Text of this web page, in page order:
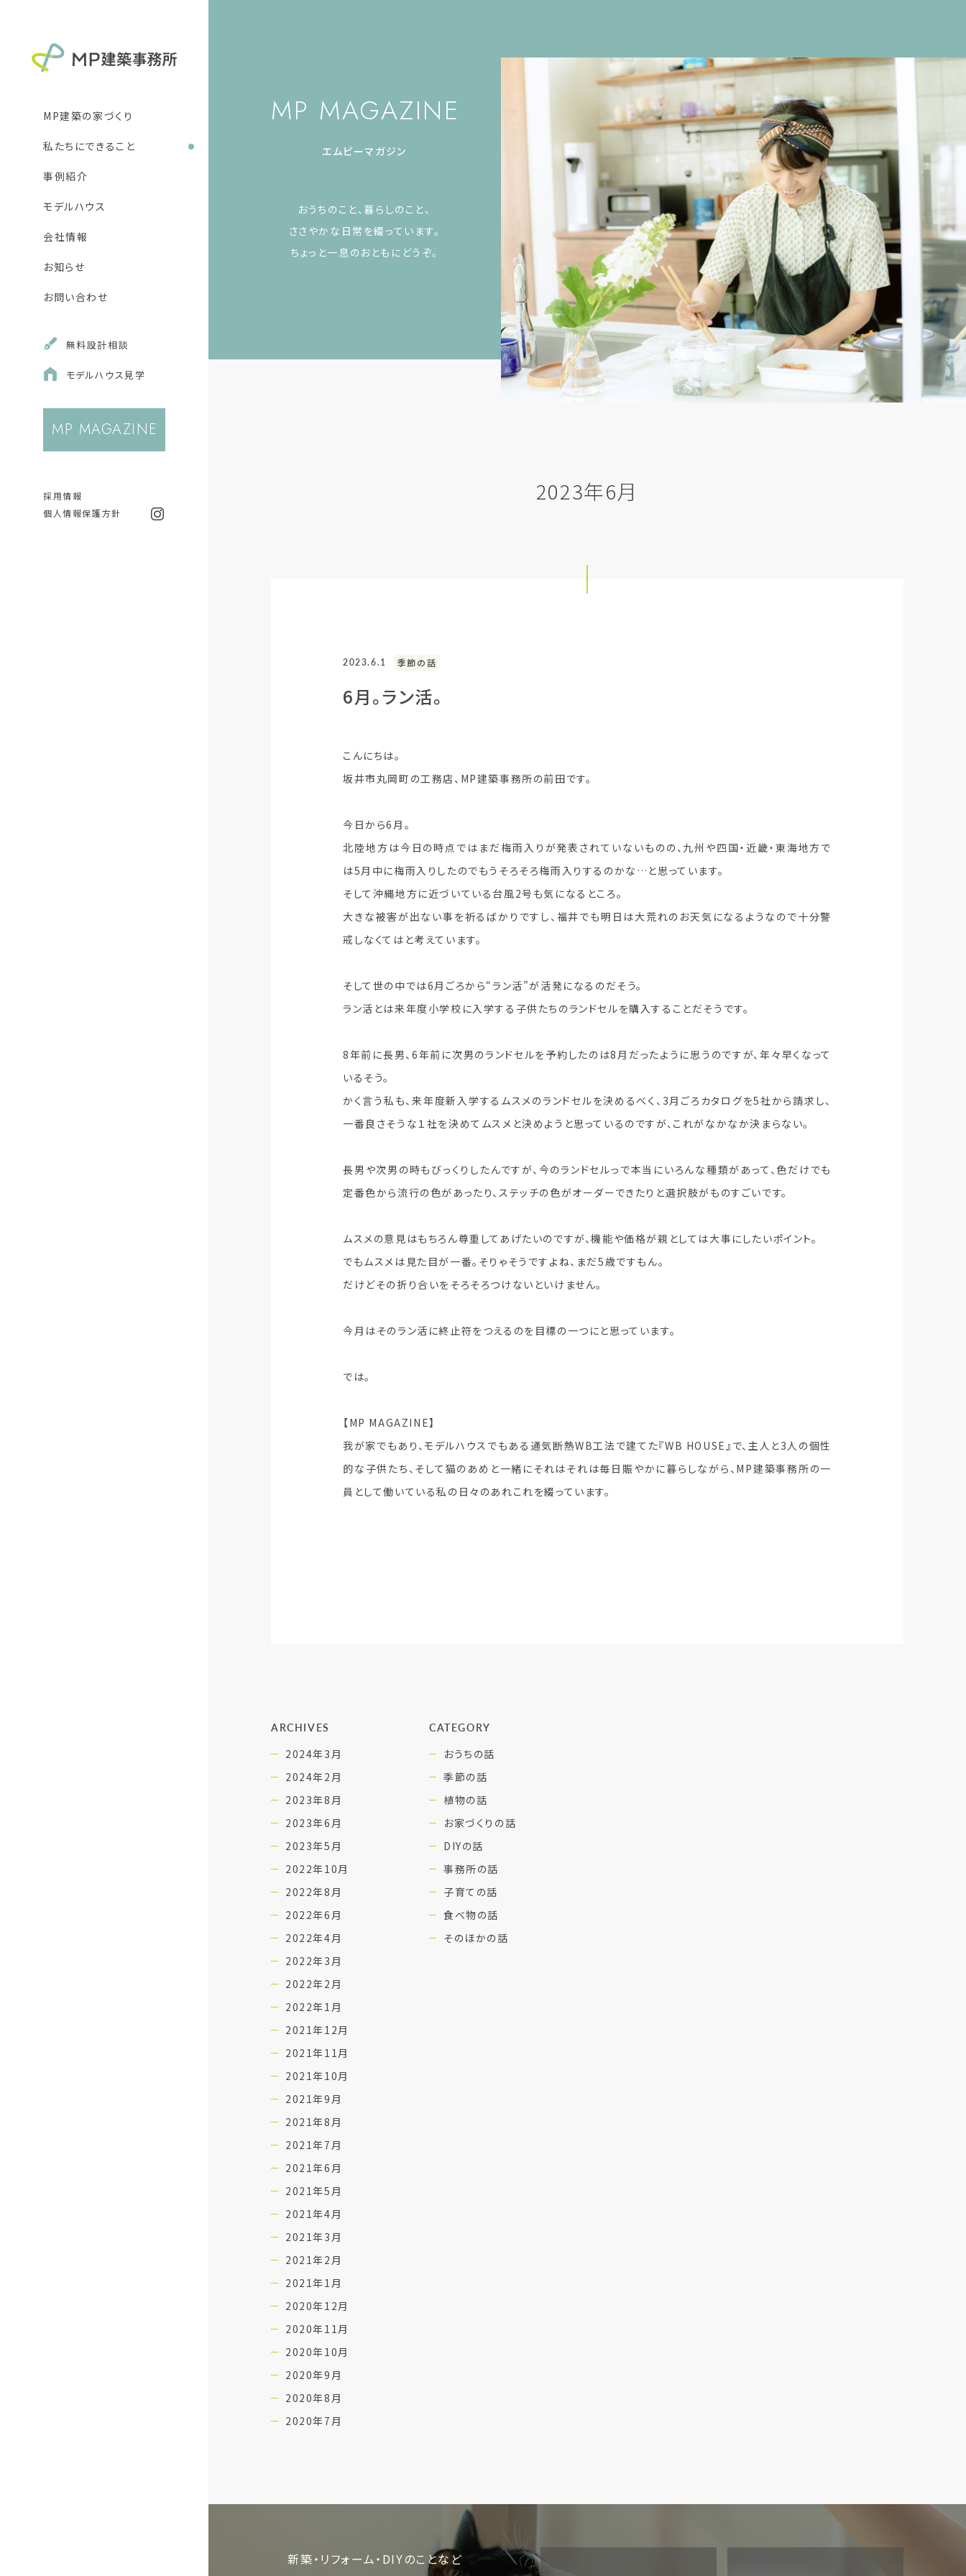
MP建築の家づくり
私たちにできること
事例紹介
モデルハウス
会社情報
お知らせ
お問い合わせ
無料設計相談
モデルハウス見学
MP MAGAZINE
採用情報
個人情報保護方針
MP MAGAZINE
エムピーマガジン
おうちのこと、暮らしのこと、
ささやかな日常を綴っています。
ちょっと一息のおともにどうぞ。
2023年6月
2023.6.1 季節の話
6月。ラン活。
こんにちは。
坂井市丸岡町の工務店、MP建築事務所の前田です。
今日から6月。
北陸地方は今日の時点ではまだ梅雨入りが発表されていないものの、九州や四国・近畿・東海地方で
は5月中に梅雨入りしたのでもうそろそろ梅雨入りするのかな…と思っています。
そして沖縄地方に近づいている台風2号も気になるところ。
大きな被害が出ない事を祈るばかりですし、福井でも明日は大荒れのお天気になるようなので十分警
戒しなくてはと考えています。
そして世の中では6月ごろから“ラン活”が活発になるのだそう。
ラン活とは来年度小学校に入学する子供たちのランドセルを購入することだそうです。
8年前に長男、6年前に次男のランドセルを予約したのは8月だったように思うのですが、年々早くなって
いるそう。
かく言う私も、来年度新入学するムスメのランドセルを決めるべく、3月ごろカタログを5社から請求し、
一番良さそうな１社を決めてムスメと決めようと思っているのですが、これがなかなか決まらない。
長男や次男の時もびっくりしたんですが、今のランドセルっで本当にいろんな種類があって、色だけでも
定番色から流行の色があったり、ステッチの色がオーダーできたりと選択肢がものすごいです。
ムスメの意見はもちろん尊重してあげたいのですが、機能や価格が親としては大事にしたいポイント。
でもムスメは見た目が一番。そりゃそうですよね、まだ5歳ですもん。
だけどその折り合いをそろそろつけないといけません。
今月はそのラン活に終止符をつえるのを目標の一つにと思っています。
では。
【MP MAGAZINE】
我が家でもあり、モデルハウスでもある通気断熱WB工法で建てた『WB HOUSE』で、主人と3人の個性
的な子供たち、そして猫のあめと一緒にそれはそれは毎日賑やかに暮らしながら、MP建築事務所の一
員として働いている私の日々のあれこれを綴っています。
ARCHIVES
2024年3月
2024年2月
2023年8月
2023年6月
2023年5月
2022年10月
2022年8月
2022年6月
2022年4月
2022年3月
2022年2月
2022年1月
2021年12月
2021年11月
2021年10月
2021年9月
2021年8月
2021年7月
2021年6月
2021年5月
2021年4月
2021年3月
2021年2月
2021年1月
2020年12月
2020年11月
2020年10月
2020年9月
2020年8月
2020年7月
CATEGORY
おうちの話
季節の話
植物の話
お家づくりの話
DIYの話
事務所の話
子育ての話
食べ物の話
そのほかの話
新築・リフォーム・DIYのことなど